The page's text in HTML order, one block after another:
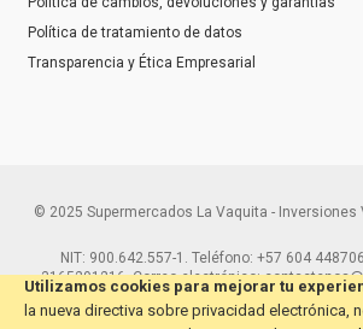
Utilizamos cookies para mejorar tu
la nueva directiva sobre privacidad electrónica,
Política de tratamiento de datos
Transparencia y Ética Empresarial
© 2025 Supermercados La Vaquita - Inversiones
NIT: 900.642.557-1. Teléfono: +57 604
3165291216. Correo electrónico: